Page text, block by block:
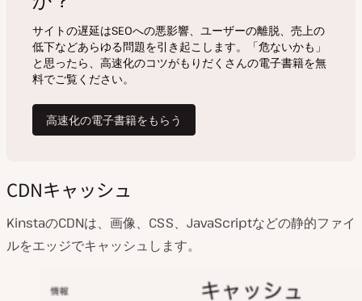
CDNキャッシュ
KinstaのCDNは、画像、CSS、JavaScriptなどの静的ファイ
ルをエッジでキャッシュします。